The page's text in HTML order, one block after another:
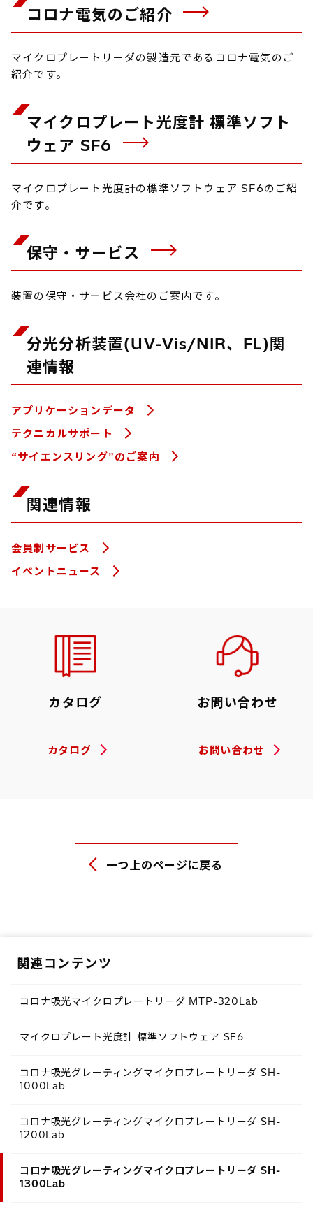
コロナ電気のご紹介
マイクロプレートリーダの製造元であるコロナ電気のご
紹介です。
マイクロプレート光度計 標準ソフト
ウェア SF6
マイクロプレート光度計の標準ソフトウェア SF6のご紹
介です。
保守・サービス
装置の保守・サービス会社のご案内です。
分光分析装置(UV-Vis/NIR、FL)関
連情報
アプリケーションデータ
テクニカルサポート
“サイエンスリング”のご案内
関連情報
会員制サービス
イベントニュース
カタログ
カタログ
お問い合わせ
お問い合わせ
一つ上のページに戻る
関連コンテンツ
コロナ吸光マイクロプレートリーダ MTP-320Lab
マイクロプレート光度計 標準ソフトウェア SF6
コロナ吸光グレーティングマイクロプレートリーダ SH-
1000Lab
コロナ吸光グレーティングマイクロプレートリーダ SH-
1200Lab
コロナ吸光グレーティングマイクロプレートリーダ SH-
1300Lab